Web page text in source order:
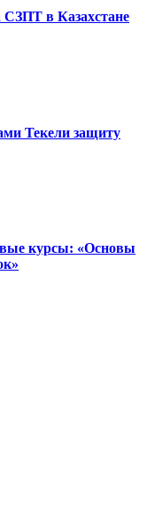
в Казахстане
Текели защиту
курсы: «Основы